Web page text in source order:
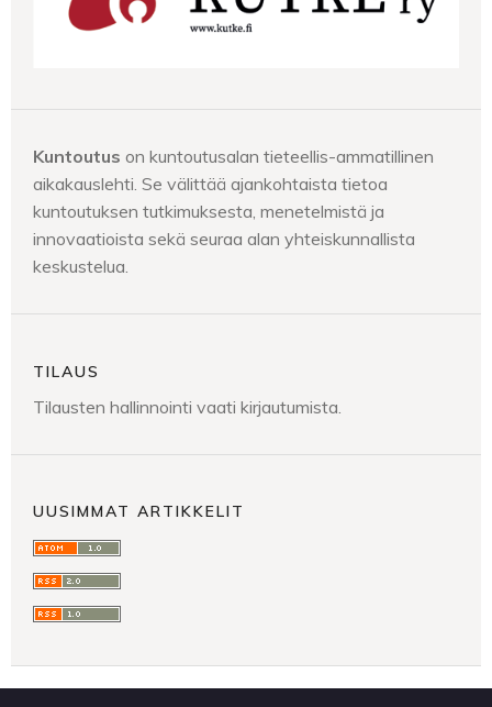
Kuntoutus on kuntoutusalan tieteellis-ammatillinen
aikakauslehti. Se välittää ajankohtaista tietoa
kuntoutuksen tutkimuksesta, menetelmistä ja
innovaatioista sekä seuraa alan yhteiskunnallista
keskustelua.
TILAUS
Tilausten hallinnointi vaati kirjautumista.
UUSIMMAT ARTIKKELIT